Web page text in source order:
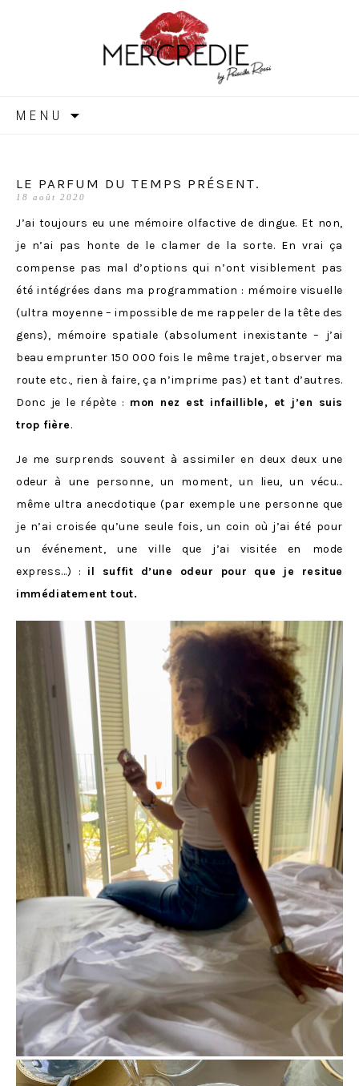
MERCREDIE
MENU
LE PARFUM DU TEMPS PRÉSENT.
18 août 2020
J’ai toujours eu une mémoire olfactive de dingue. Et non,
je n’ai pas honte de le clamer de la sorte. En vrai ça
compense pas mal d’options qui n’ont visiblement pas
été intégrées dans ma programmation : mémoire visuelle
(ultra moyenne – impossible de me rappeler de la tête des
gens), mémoire spatiale (absolument inexistante – j’ai
beau emprunter 150 000 fois le même trajet, observer ma
route etc., rien à faire, ça n’imprime pas) et tant d’autres.
Donc je le répète : mon nez est infaillible, et j’en suis
trop fière.
Je me surprends souvent à assimiler en deux deux une
odeur à une personne, un moment, un lieu, un vécu…
même ultra anecdotique (par exemple une personne que
je n’ai croisée qu’une seule fois, un coin où j’ai été pour
un événement, une ville que j’ai visitée en mode
express…) : il suffit d’une odeur pour que je resitue
immédiatement tout.